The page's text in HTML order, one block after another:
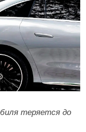
теряется до